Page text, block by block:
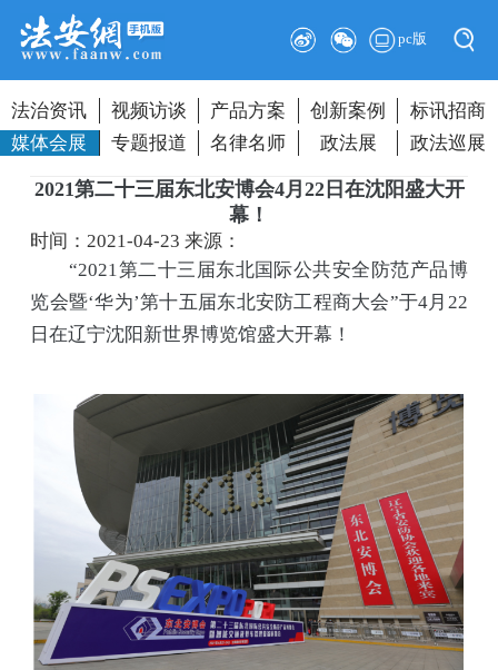
pc版
法治资讯 视频访谈 产品方案 创新案例
标讯招商
媒体会展
专题报道 名律名师 政法展 政法巡展
2021第二十三届东北安博会4月22日在沈阳盛大开
幕！
时间：2021-04-23来源：
“2021第二十三届东北国际公共安全防范产品博
览会暨‘华为’第十五届东北安防工程商大会”于4月22
日在辽宁沈阳新世界博览馆盛大开幕！